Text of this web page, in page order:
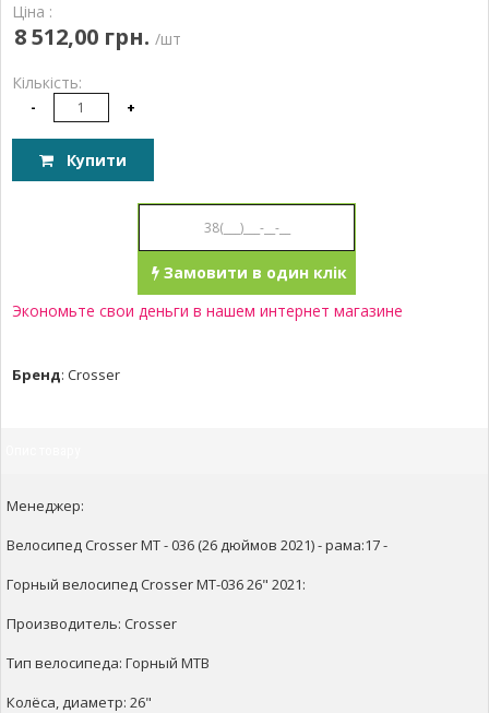
Ціна :
8 512,00 грн. /шт
Кількість:
- +
Купити
Замовити в один клік
Экономьте свои деньги в нашем интернет магазине
Бренд: Crosser
Менеджер:
Велосипед Crosser МТ - 036 (26 дюймов 2021) - рама:17 -
Горный велосипед Crosser МТ-036 26" 2021:
Производитель: Crosser
Тип велосипеда: Горный MTB
Колёса, диаметр: 26"